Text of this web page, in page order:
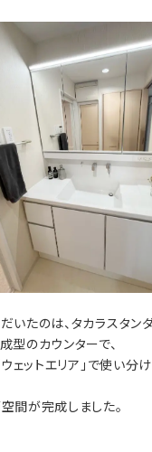
いたのは、タカラスタン
型のカウンターで、
ウェットエリア」で使い
間が完成しました。